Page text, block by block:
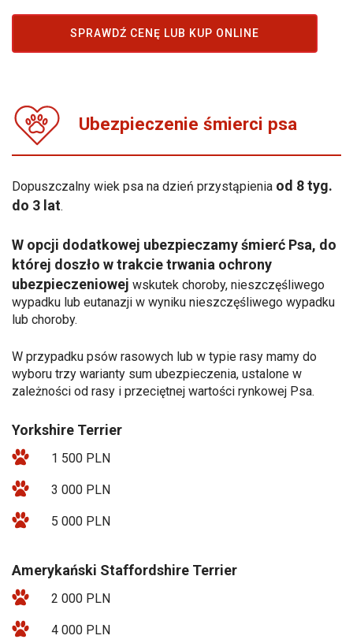
SPRAWDŹ CENĘ LUB KUP ONLINE
Ubezpieczenie śmierci psa
Dopuszczalny wiek psa na dzień przystąpienia od 8 tyg.
do 3 lat.
W opcji dodatkowej ubezpieczamy śmierć Psa, do
której doszło w trakcie trwania ochrony
ubezpieczeniowej wskutek choroby, nieszczęśliwego
wypadku lub eutanazji w wyniku nieszczęśliwego wypadku
lub choroby.
W przypadku psów rasowych lub w typie rasy mamy do
wyboru trzy warianty sum ubezpieczenia, ustalone w
zależności od rasy i przeciętnej wartości rynkowej Psa.
Yorkshire Terrier
1 500 PLN
3 000 PLN
5 000 PLN
Amerykański Staffordshire Terrier
2 000 PLN
4 000 PLN